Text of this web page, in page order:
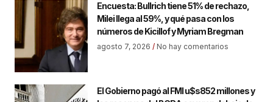
Encuesta: Bullrich tiene 51% de rechazo,
Milei llega al 59%, y qué pasa con los
números de Kicillof y Myriam Bregman
agosto 7, 2026 No hay comentarios
El Gobierno pagó al FMI u$s852 millones y